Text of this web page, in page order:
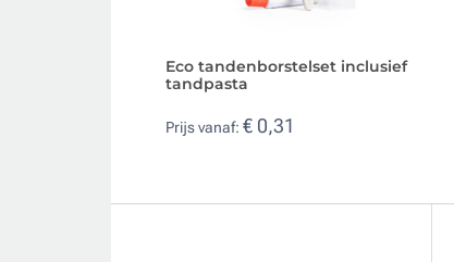
Eco tandenborstelset inclusief
tandpasta
Prijs vanaf: € 0,31